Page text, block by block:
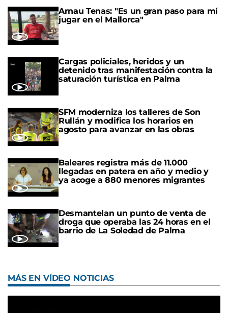
Arnau Tenas: "Es un gran paso para mí
jugar en el Mallorca"
Cargas policiales, heridos y un
detenido tras manifestación contra la
saturación turística en Palma
SFM moderniza los talleres de Son
Rullán y modifica los horarios en
agosto para avanzar en las obras
Baleares registra más de 11.000
llegadas en patera en año y medio y
ya acoge a 880 menores migrantes
Desmantelan un punto de venta de
droga que operaba las 24 horas en el
barrio de La Soledad de Palma
MÁS EN VÍDEO NOTICIAS